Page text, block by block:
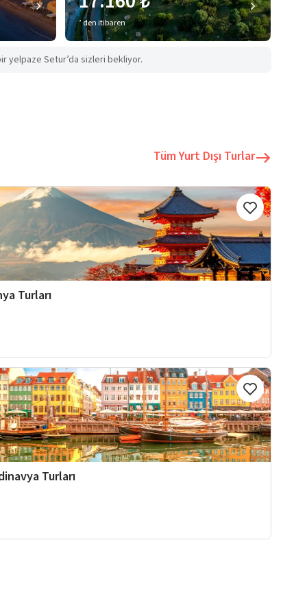
’ den itibaren
yelpaze Setur’da sizleri bekliyor.
Tüm Yurt Dışı Turlar
Turları
Turları